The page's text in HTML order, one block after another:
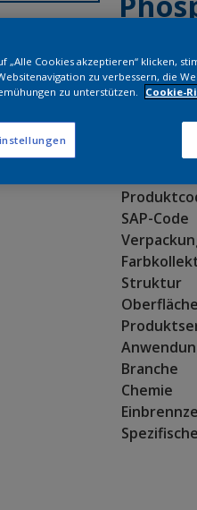
SAP-Code
Struktur
Oberfläche
Branche
Chemie
„Alle Cookies akzeptieren“ klicken,
zu verbessern, die
zu unterstützen.
Cookie-